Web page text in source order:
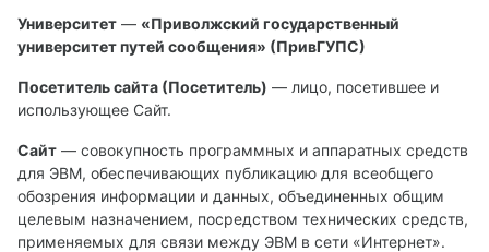
Университет — «Приволжский государственный
университет путей сообщения» (ПривГУПС)
Посетитель сайта (Посетитель) — лицо, посетившее и
использующее Сайт.
Сайт — совокупность программных и аппаратных средств
для ЭВМ, обеспечивающих публикацию для всеобщего
обозрения информации и данных, объединенных общим
целевым назначением, посредством технических средств,
применяемых для связи между ЭВМ в сети «Интернет».